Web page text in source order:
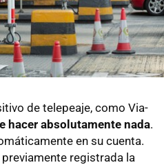
de telepeaje, como Via-
hacer absolutamente nada.
en su cuenta.
registrada la